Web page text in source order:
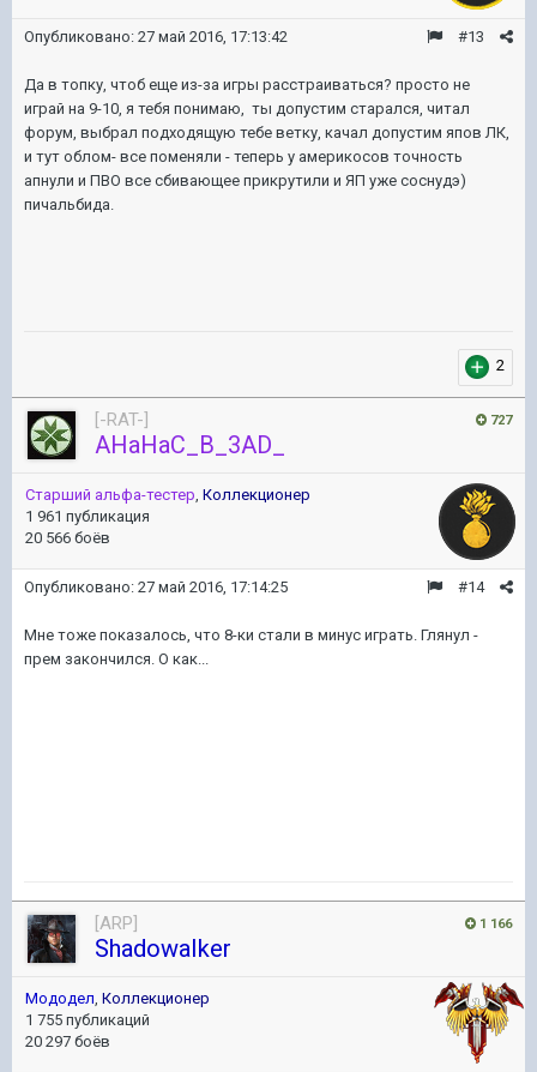
#13
Опубликовано: 27 май 2016, 17:13:42
Да в топку, чтоб еще из-за игры расстраиваться? просто не
играй на 9-10, я тебя понимаю, ты допустим старался, читал
форум, выбрал подходящую тебе ветку, качал допустим япов ЛК,
и тут облом- все поменяли - теперь у америкосов точность
апнули и ПВО все сбивающее прикрутили и ЯП уже соснудэ)
пичальбида.
2
727
[-RAT-]
AHaHaC_B_3AD_
Старший альфа-тестер Коллекционер
1 961 публикация
20 566 боёв
#14
Опубликовано: 27 май 2016, 17:14:25
Мне тоже показалось, что 8-ки стали в минус играть. Глянул -
прем закончился. О как...
1 166
[ARP]
ShadowaIker
Мододел Коллекционер
1 755 публикаций
20 297 боёв